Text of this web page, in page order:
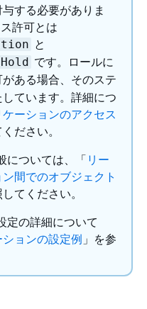
する必要がありま
許可とは
と
です。ロールに
ある場合、そのステ
ています。詳細につ
ーションのアクセス
ださい。
については、「 リー
間でのオブジェクト
てください。
定の詳細について
ョンの設定例 」を参